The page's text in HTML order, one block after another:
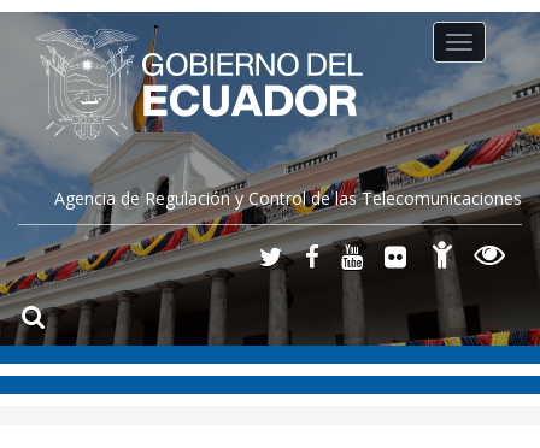
Agencia de Regulación y Control de las Telecomunicaciones
Toggle
navigation